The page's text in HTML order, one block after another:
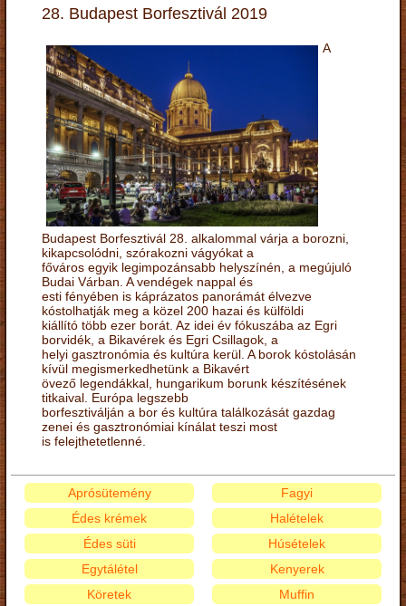
28. Budapest Borfesztivál 2019
A
Budapest Borfesztivál 28. alkalommal várja a borozni,
kikapcsolódni, szórakozni vágyókat a
főváros egyik legimpozánsabb helyszínén, a megújuló
Budai Várban. A vendégek nappal és
esti fényében is káprázatos panorámát élvezve
kóstolhatják meg a közel 200 hazai és külföldi
kiállító több ezer borát. Az idei év fókuszába az Egri
borvidék, a Bikavérek és Egri Csillagok, a
helyi gasztronómia és kultúra kerül. A borok kóstolásán
kívül megismerkedhetünk a Bikavért
övező legendákkal, hungarikum borunk készítésének
titkaival. Európa legszebb
borfesztiválján a bor és kultúra találkozását gazdag
zenei és gasztronómiai kínálat teszi most
is felejthetetlenné.
Aprósütemény
Édes krémek
Édes süti
Egytálétel
Fagyi
Halételek
Húsételek
Kenyerek
Köretek
Muffin